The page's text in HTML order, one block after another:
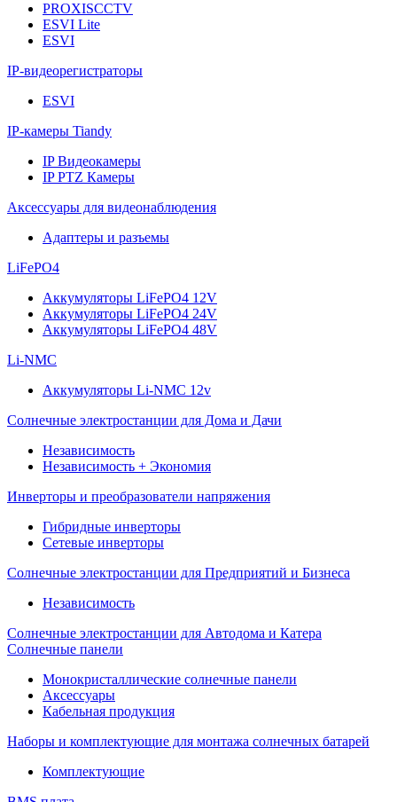
PROXISCCTV
ESVI Lite
ESVI
IP-видеорегистраторы
ESVI
IP-камеры Tiandy
IP Видеокамеры
IP PTZ Камеры
Аксессуары для видеонаблюдения
Адаптеры и разъемы
LiFePO4
Аккумуляторы LiFePO4 12V
Аккумуляторы LiFePO4 24V
Аккумуляторы LiFePO4 48V
Li-NMC
Аккумуляторы Li-NMC 12v
Солнечные электростанции для Дома и Дачи
Независимость
Независимость + Экономия
Инверторы и преобразователи напряжения
Гибридные инверторы
Сетевые инверторы
Солнечные электростанции для Предприятий и Бизнеса
Независимость
Солнечные электростанции для Автодома и Катера
Солнечные панели
Монокристаллические солнечные панели
Аксессуары
Кабельная продукция
Наборы и комплектующие для монтажа солнечных батарей
Комплектующие